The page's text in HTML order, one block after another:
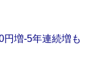
円増‐5年連続増も